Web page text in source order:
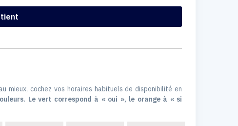
mieux, cochez vos horaires habituels de disponibilité en
Le vert correspond à « oui », le orange à « si